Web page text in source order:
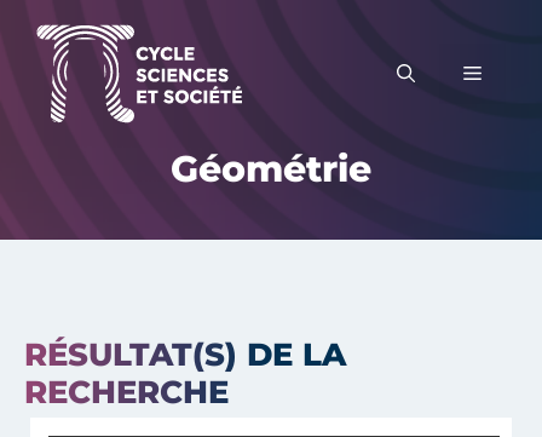
contenu
MENU
Géométrie
RÉSULTAT(S) DE LA
RECHERCHE